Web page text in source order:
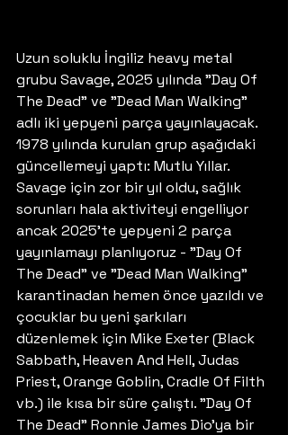
Uzun soluklu İngiliz heavy metal
grubu Savage, 2025 yılında "Day Of
The Dead" ve "Dead Man Walking"
adlı iki yepyeni parça yayınlayacak.
1978 yılında kurulan grup aşağıdaki
güncellemeyi yaptı: Mutlu Yıllar.
Savage için zor bir yıl oldu, sağlık
sorunları hala aktiviteyi engelliyor
ancak 2025'te yepyeni 2 parça
yayınlamayı planlıyoruz - "Day Of
The Dead" ve "Dead Man Walking"
karantinadan hemen önce yazıldı ve
çocuklar bu yeni şarkıları
düzenlemek için Mike Exeter (Black
Sabbath, Heaven And Hell, Judas
Priest, Orange Goblin, Cradle Of Filth
vb.) ile kısa bir süre çalıştı. "Day Of
The Dead" Ronnie James Dio'ya bir